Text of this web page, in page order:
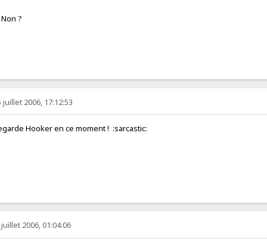
?
juillet 2006, 17:12:53
Hooker en ce moment ! :sarcastic:
2006, 01:04:06